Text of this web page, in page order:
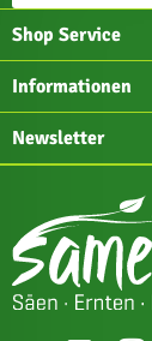
Shop Service
Informationen
Newsletter